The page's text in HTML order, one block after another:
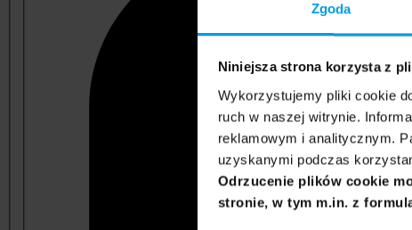
Zgoda
Niniejsza strona korzysta z
Wykorzystujemy pliki cookie
ruch w naszej witrynie.
reklamowym i analitycznym.
uzyskanymi podczas
Odrzucenie plików cookie
stronie, w tym m.in. z